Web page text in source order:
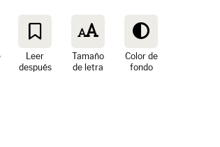
Leer
después
Tamaño
de letra
Color de
fondo